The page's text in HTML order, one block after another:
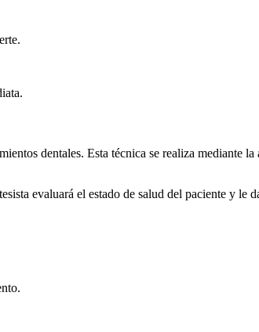
dentales. Esta técnica se realiza mediante
evaluará el estado de salud del paciente y le